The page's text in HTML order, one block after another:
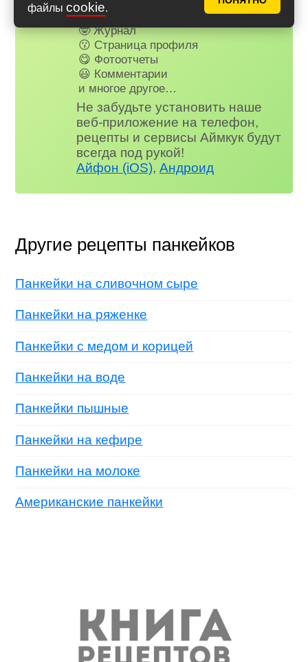
файлы cookie.
🤩 Планер питания
🤓 Журнал
😗 Страница профиля
😋 Фотоотчеты
😃 Комментарии
и многое другое…
Не забудьте установить наше
веб-приложение на телефон,
рецепты и сервисы Аймкук будут
всегда под рукой!
Айфон (iOS),Андроид
Другие рецепты панкейков
Панкейки на сливочном сыре
Панкейки на ряженке
Панкейки с медом и корицей
Панкейки на воде
Панкейки пышные
Панкейки на кефире
Панкейки на молоке
Американские панкейки